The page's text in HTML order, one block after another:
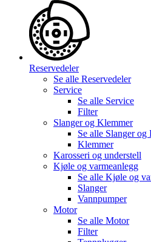
Reservedeler
Se alle Reservedeler
Service
Se alle Service
Filter
Slanger og Klemmer
Se alle Slanger og
Klemmer
Karosseri og understell
Kjøle og varmeanlegg
Se alle Kjøle og
Slanger
Vannpumper
Motor
Se alle Motor
Filter